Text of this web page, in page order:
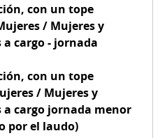
, con un tope
/ Mujeres y
cargo - jornada
, con un tope
/ Mujeres y
a cargo jornada menor
por el laudo)